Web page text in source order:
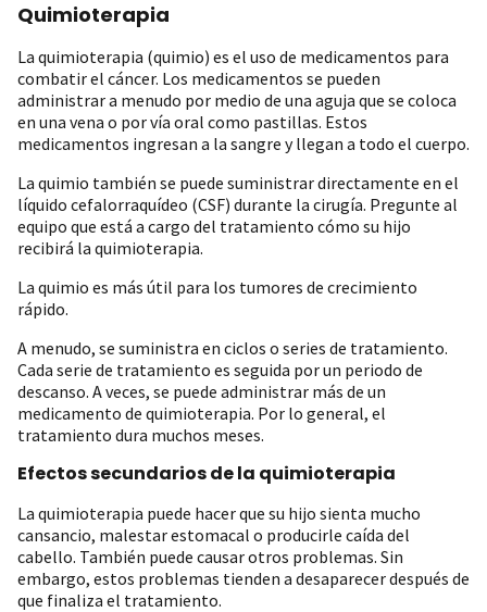
Quimioterapia
La quimioterapia (quimio) es el uso de medicamentos para
combatir el cáncer. Los medicamentos se pueden
administrar a menudo por medio de una aguja que se coloca
en una vena o por vía oral como pastillas. Estos
medicamentos ingresan a la sangre y llegan a todo el cuerpo.
La quimio también se puede suministrar directamente en el
líquido cefalorraquídeo (CSF) durante la cirugía. Pregunte al
equipo que está a cargo del tratamiento cómo su hijo
recibirá la quimioterapia.
La quimio es más útil para los tumores de crecimiento
rápido.
A menudo, se suministra en ciclos o series de tratamiento.
Cada serie de tratamiento es seguida por un periodo de
descanso. A veces, se puede administrar más de un
medicamento de quimioterapia. Por lo general, el
tratamiento dura muchos meses.
Efectos secundarios de la quimioterapia
La quimioterapia puede hacer que su hijo sienta mucho
cansancio, malestar estomacal o producirle caída del
cabello. También puede causar otros problemas. Sin
embargo, estos problemas tienden a desaparecer después de
que finaliza el tratamiento.